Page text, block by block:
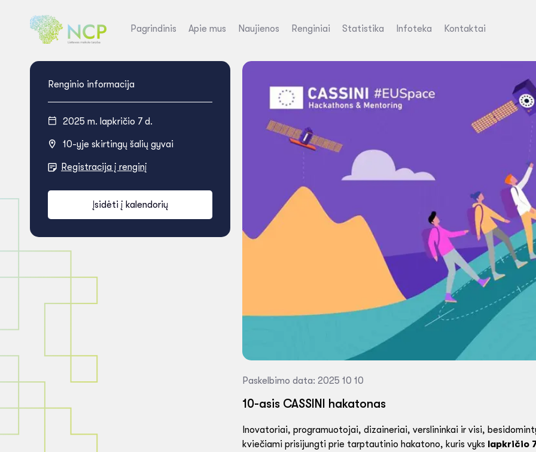
Pagrindinis Apie mus Naujienos Renginiai Statistika Infoteka Kontaktai
Renginio informacija
2025 m. lapkričio 7 d.
10-yje skirtingų šalių gyvai
Registracija į renginį
Įsidėti į kalendorių
Paskelbimo data: 2025 10 10
10-asis CASSINI hakatonas
Inovatoriai, programuotojai, dizaineriai, verslininkai ir visi,
kviečiami prisijungti prie tarptautinio hakatono, kuris vyks lapkričio